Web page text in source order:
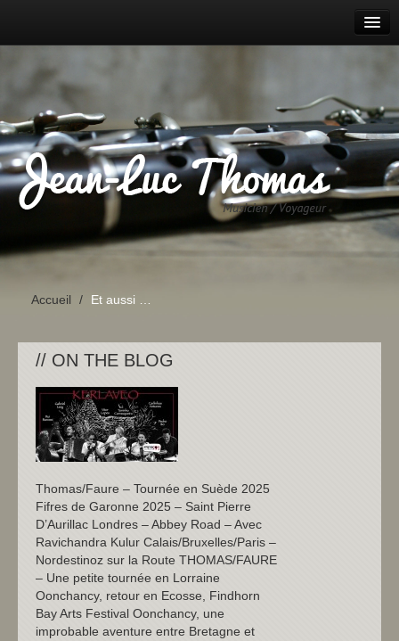
AGENDA
PROJETS
PARCOURS
DISCOGRAPHIE
Accueil / Et aussi …
// ON THE BLOG
Thomas/Faure – Tournée en Suède 2025
Fifres de Garonne 2025 – Saint Pierre
D’Aurillac Londres – Abbey Road – Avec
Ravichandra Kulur Calais/Bruxelles/Paris –
Nordestinoz sur la Route THOMAS/FAURE
– Une petite tournée en Lorraine
Oonchancy, retour en Ecosse, Findhorn
Bay Arts Festival Oonchancy, une
improbable aventure entre Bretagne et